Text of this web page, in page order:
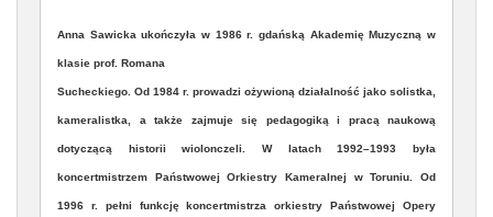
Anna Sawickaukończyła w 1986 r. gdańską Akademię Muzyczną w
klasie prof. Romana
Sucheckiego. Od 1984 r. prowadzi ożywioną działalność jako solistka,
kameralistka, a także zajmuje się pedagogiką i pracą naukową
dotyczącą historii wiolonczeli. W latach 1992–1993 była
koncertmistrzem Państwowej Orkiestry Kameralnej w Toruniu. Od
1996 r. pełni funkcję koncertmistrza orkiestry Państwowej Opery